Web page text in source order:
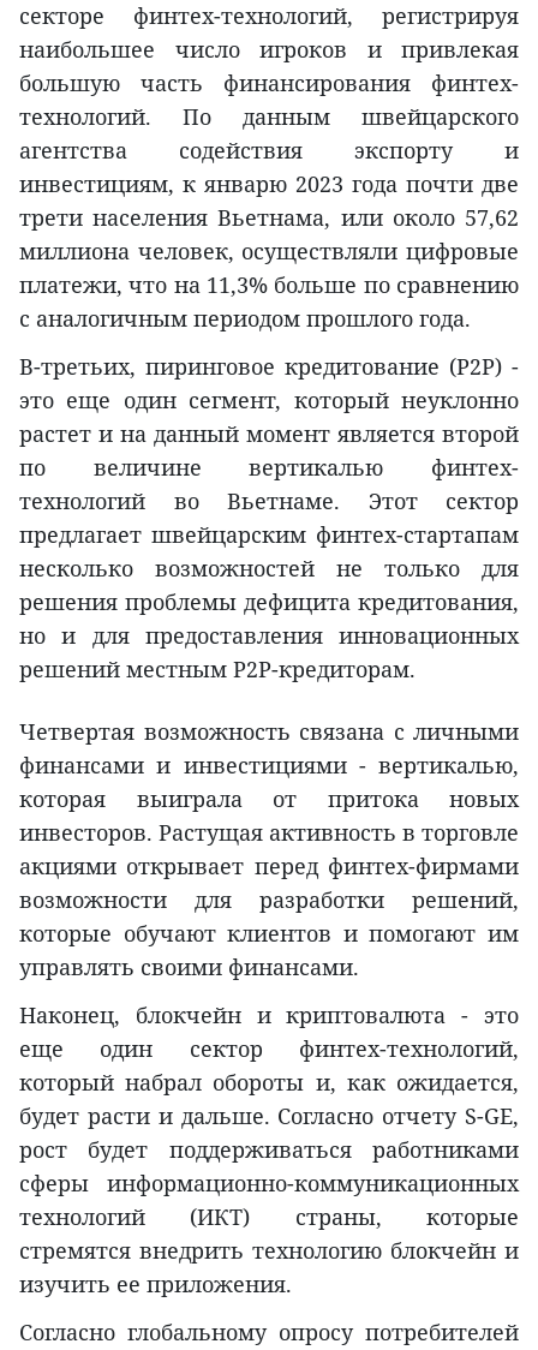
секторе финтех-технологий, регистрируя
наибольшее число игроков и привлекая
большую часть финансирования финтех-
технологий. По данным швейцарского
агентства содействия экспорту и
инвестициям, к январю 2023 года почти две
трети населения Вьетнама, или около 57,62
миллиона человек, осуществляли цифровые
платежи, что на 11,3% больше по сравнению
с аналогичным периодом прошлого года.
В-третьих, пиринговое кредитование (P2P) -
это еще один сегмент, который неуклонно
растет и на данный момент является второй
по величине вертикалью финтех-
технологий во Вьетнаме. Этот сектор
предлагает швейцарским финтех-стартапам
несколько возможностей не только для
решения проблемы дефицита кредитования,
но и для предоставления инновационных
решений местным P2P-кредиторам.
Четвертая возможность связана с личными
финансами и инвестициями - вертикалью,
которая выиграла от притока новых
инвесторов. Растущая активность в торговле
акциями открывает перед финтех-фирмами
возможности для разработки решений,
которые обучают клиентов и помогают им
управлять своими финансами.
Наконец, блокчейн и криптовалюта - это
еще один сектор финтех-технологий,
который набрал обороты и, как ожидается,
будет расти и дальше. Согласно отчету S-GE,
рост будет поддерживаться работниками
сферы информационно-коммуникационных
технологий (ИКТ) страны, которые
стремятся внедрить технологию блокчейн и
изучить ее приложения.
Согласно глобальному опросу потребителей